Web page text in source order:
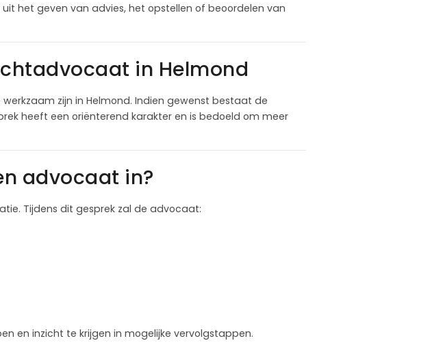
het geven van advies, het opstellen of beoordelen van
in Helmond
zijn in Helmond. Indien gewenst bestaat de
heeft een oriënterend karakter en is bedoeld om meer
advocaat in?
Tijdens dit gesprek zal de advocaat:
en inzicht te krijgen in mogelijke vervolgstappen.